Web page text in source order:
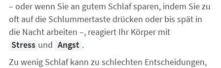
– oder wenn Sie an gutem Schlaf sparen, indem Sie zu
oft auf die Schlummertaste drücken oder bis spät in
die Nacht arbeiten –, reagiert Ihr Körper mit
Stress und Angst .
Zu wenig Schlaf kann zu schlechten Entscheidungen,